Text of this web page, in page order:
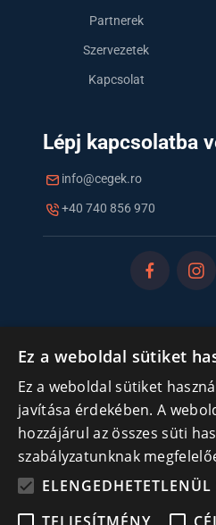
Partnerek
Szervezetek
Kapcsolat
Lépj kapcsolatba
info@cegek.ro
+40 740 856 970
legfontosabb üzleti
egyszerű és gyors illetve
döntesz.
Ez a weboldal sütiket
Ez a weboldal sütiket
javítása érdekében. A
hozzájárul az összes süti
szabályzatunknak
ELENGEDHETETLENÜL